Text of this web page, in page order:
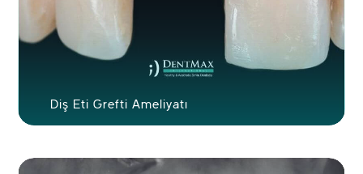
devam et
Diş Eti Grefti Ameliyatı